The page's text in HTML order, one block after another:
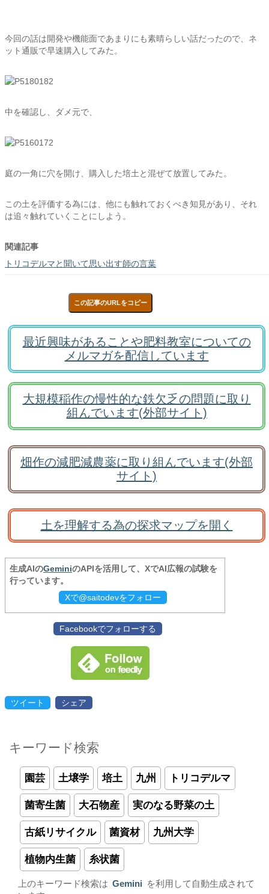
今回の話は開発や機能面であまりにも素晴らしい話だったので、ネ
ット通販で早速購入してみた。
中を確認し、ダメ元で、
庭の一角に穴を開け、購入した培土と混ぜて放置してみた。
この土を評価する為には、他にも触れておくべき知見があり、それ
は追々触れていくことにしよう。
関連記事
トリコデルマと聞いて思い出す師の言葉
この記事のURLをコピー
最近興味があることや肥料教室についての
メルマガを配信しています
大規模稲作の慢性的な鉄欠乏の問題に取り
組んでいます(外部サイト)
畑作の減肥減農薬に取り組んでいます(外部
サイト)
土を理解する為の探求マップを開く
生成AIのGeminiのAPIを活用して、XでAI広報の試験を
行っています。
Xで@saitodevをフォロー
Facebookでフォローする
ツイート シェア
キーワード検索
園芸 土壌学 培土 九州 トリコデルマ
菌寄生菌 大石物産 実のなる野菜の土
古紙リサイクル 菌資材 九州大学
植物内生菌 糸状菌
上のキーワード検索は Gemini
を利用して自動生成されて